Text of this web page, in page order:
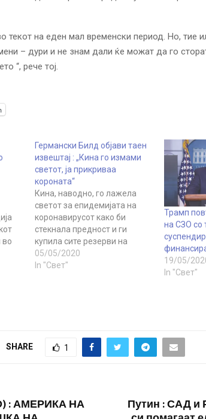
текот на еден мал временски период. Но, тие
– дури и не знам дали ќе можат да го
“, рече тој.
во
на
а во
Германски Билд објави таен
извештај : „Кина го измами
светот, ја прикриваа
короната“
Кина, наводно, го лажела
светот за епидемијата на
коронавирусот како би
стекнала предност и ги
купила сите резерви на
заштитни маски на
меѓународниот пазар пред
барем тврди американскиот
таен извештај објавен…
05/05/2020
In "Свет"
Трамп
на СЗО со
19/05/
In "Свет"
SHARE 1
: АМЕРИКА НА Путин : САД и